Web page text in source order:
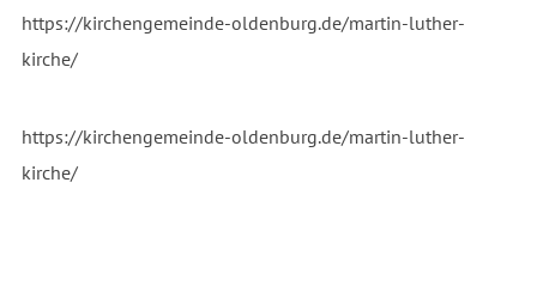
https://kirchengemeinde-oldenburg.de/martin-luther-
kirche/
https://kirchengemeinde-oldenburg.de/martin-luther-
kirche/